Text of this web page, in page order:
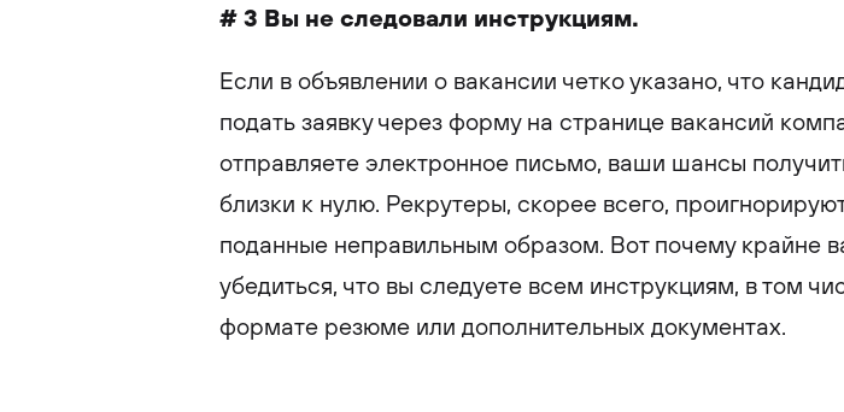
# 3 Вы не следовали инструкциям.
Если в объявлении о вакансии четко указано, что
подать заявку через форму на странице вакансий
отправляете электронное письмо, ваши шансы
близки к нулю. Рекрутеры, скорее всего,
поданные неправильным образом. Вот почему крайне
убедиться, что вы следуете всем инструкциям, в том
формате резюме или дополнительных документах.